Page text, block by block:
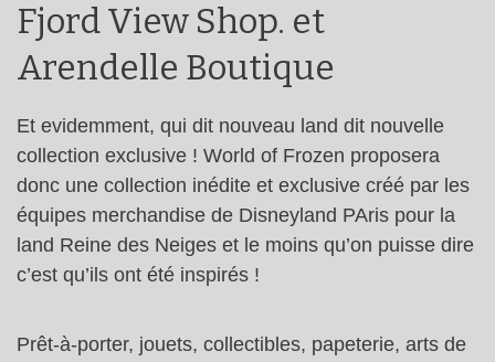
Fjord View Shop. et
Arendelle Boutique
Et evidemment, qui dit nouveau land dit nouvelle
collection exclusive ! World of Frozen proposera
donc une collection inédite et exclusive créé par les
équipes merchandise de Disneyland PAris pour la
land Reine des Neiges et le moins qu’on puisse dire
c’est qu’ils ont été inspirés !
Prêt-à-porter, jouets, collectibles, papeterie, arts de